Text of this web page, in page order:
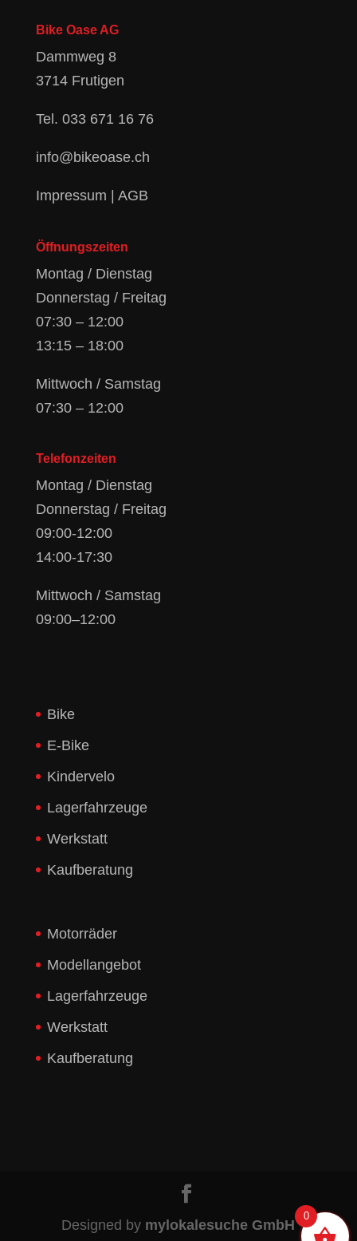
Bike Oase AG
Dammweg 8
3714 Frutigen
Tel. 033 671 16 76
info@bikeoase.ch
Impressum AGB
Öffnungszeiten
Montag / Dienstag
Donnerstag / Freitag
07:30 – 12:00
13:15 – 18:00
Mittwoch / Samstag
07:30 – 12:00
Telefonzeiten
Montag / Dienstag
Donnerstag / Freitag
09:00-12:00
14:00-17:30
Mittwoch / Samstag
09:00–12:00
Bike
E-Bike
Kindervelo
Lagerfahrzeuge
Werkstatt
Kaufberatung
Motorräder
Modellangebot
Lagerfahrzeuge
Werkstatt
Kaufberatung
Designed by mylokalesuche GmbH
0